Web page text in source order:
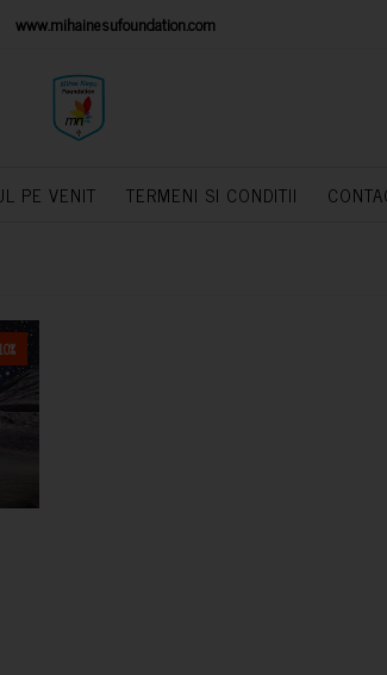
www.mihainesufoundation.com powered
PE VENIT TERMENI SI CONDITII